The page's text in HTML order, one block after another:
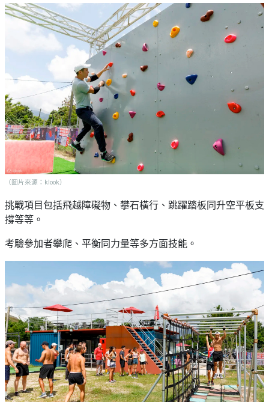
（圖片來源：klook）
挑戰項目包括飛越障礙物、攀石橫行、跳躍踏板同升空平板支
撐等等。
考驗參加者攀爬、平衡同力量等多方面技能。